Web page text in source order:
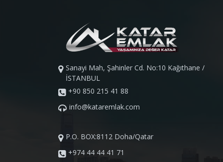
Sanayi Mah, Şahinler Cd. No:10 Kağıthane /
İSTANBUL
+90 850 215 41 88
info@kataremlak.com
P.O. BOX:8112 Doha/Qatar
+974 44 44 41 71